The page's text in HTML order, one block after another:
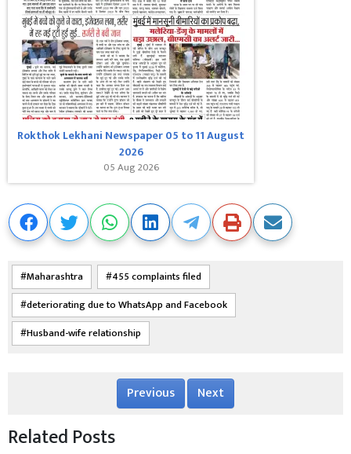
Rokthok Lekhani Newspaper 05 to 11 August
2026
05 Aug 2026
Maharashtra
455 complaints filed
deteriorating due to WhatsApp and Facebook
Husband-wife relationship
Previous Next
Related Posts